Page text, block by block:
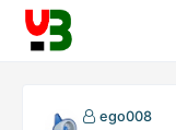
ego008